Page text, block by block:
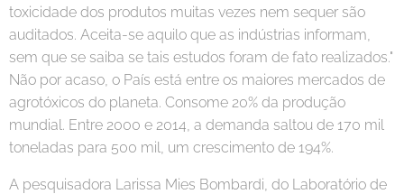
toxicidade dos produtos muitas vezes nem sequer são
auditados. Aceita-se aquilo que as indústrias informam,
sem que se saiba se tais estudos foram de fato realizados."
Não por acaso, o País está entre os maiores mercados de
agrotóxicos do planeta. Consome 20% da produção
mundial. Entre 2000 e 2014, a demanda saltou de 170 mil
toneladas para 500 mil, um crescimento de 194%.
A pesquisadora Larissa Mies Bombardi, do Laboratório de